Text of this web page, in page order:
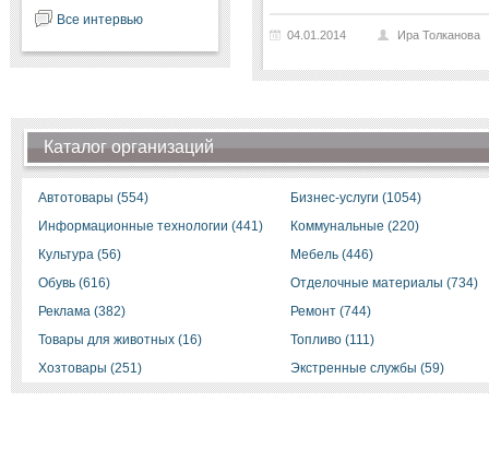
Все интервью
04.01.2014 Ира Толканова
Каталог организаций
Автотовары (554)
Бизнес-услуги (1054)
Информационные технологии (441)
Коммунальные (220)
Культура (56)
Мебель (446)
Обувь (616)
Отделочные материалы (734)
Реклама (382)
Ремонт (744)
Товары для животных (16)
Топливо (111)
Хозтовары (251)
Экстренные службы (59)